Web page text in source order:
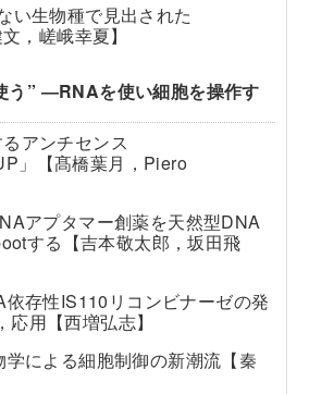
い生物種で見出された
，嵯峨幸夏】
” ―RNAを使い細胞を操作す
アンチセンス
」【髙橋葉月，Piero
アプタマー創薬を天然型DNA
する【吉本敬太郎，坂田飛
存性IS110リコンビナーゼの発
用【西増弘志】
学による細胞制御の新潮流【秦